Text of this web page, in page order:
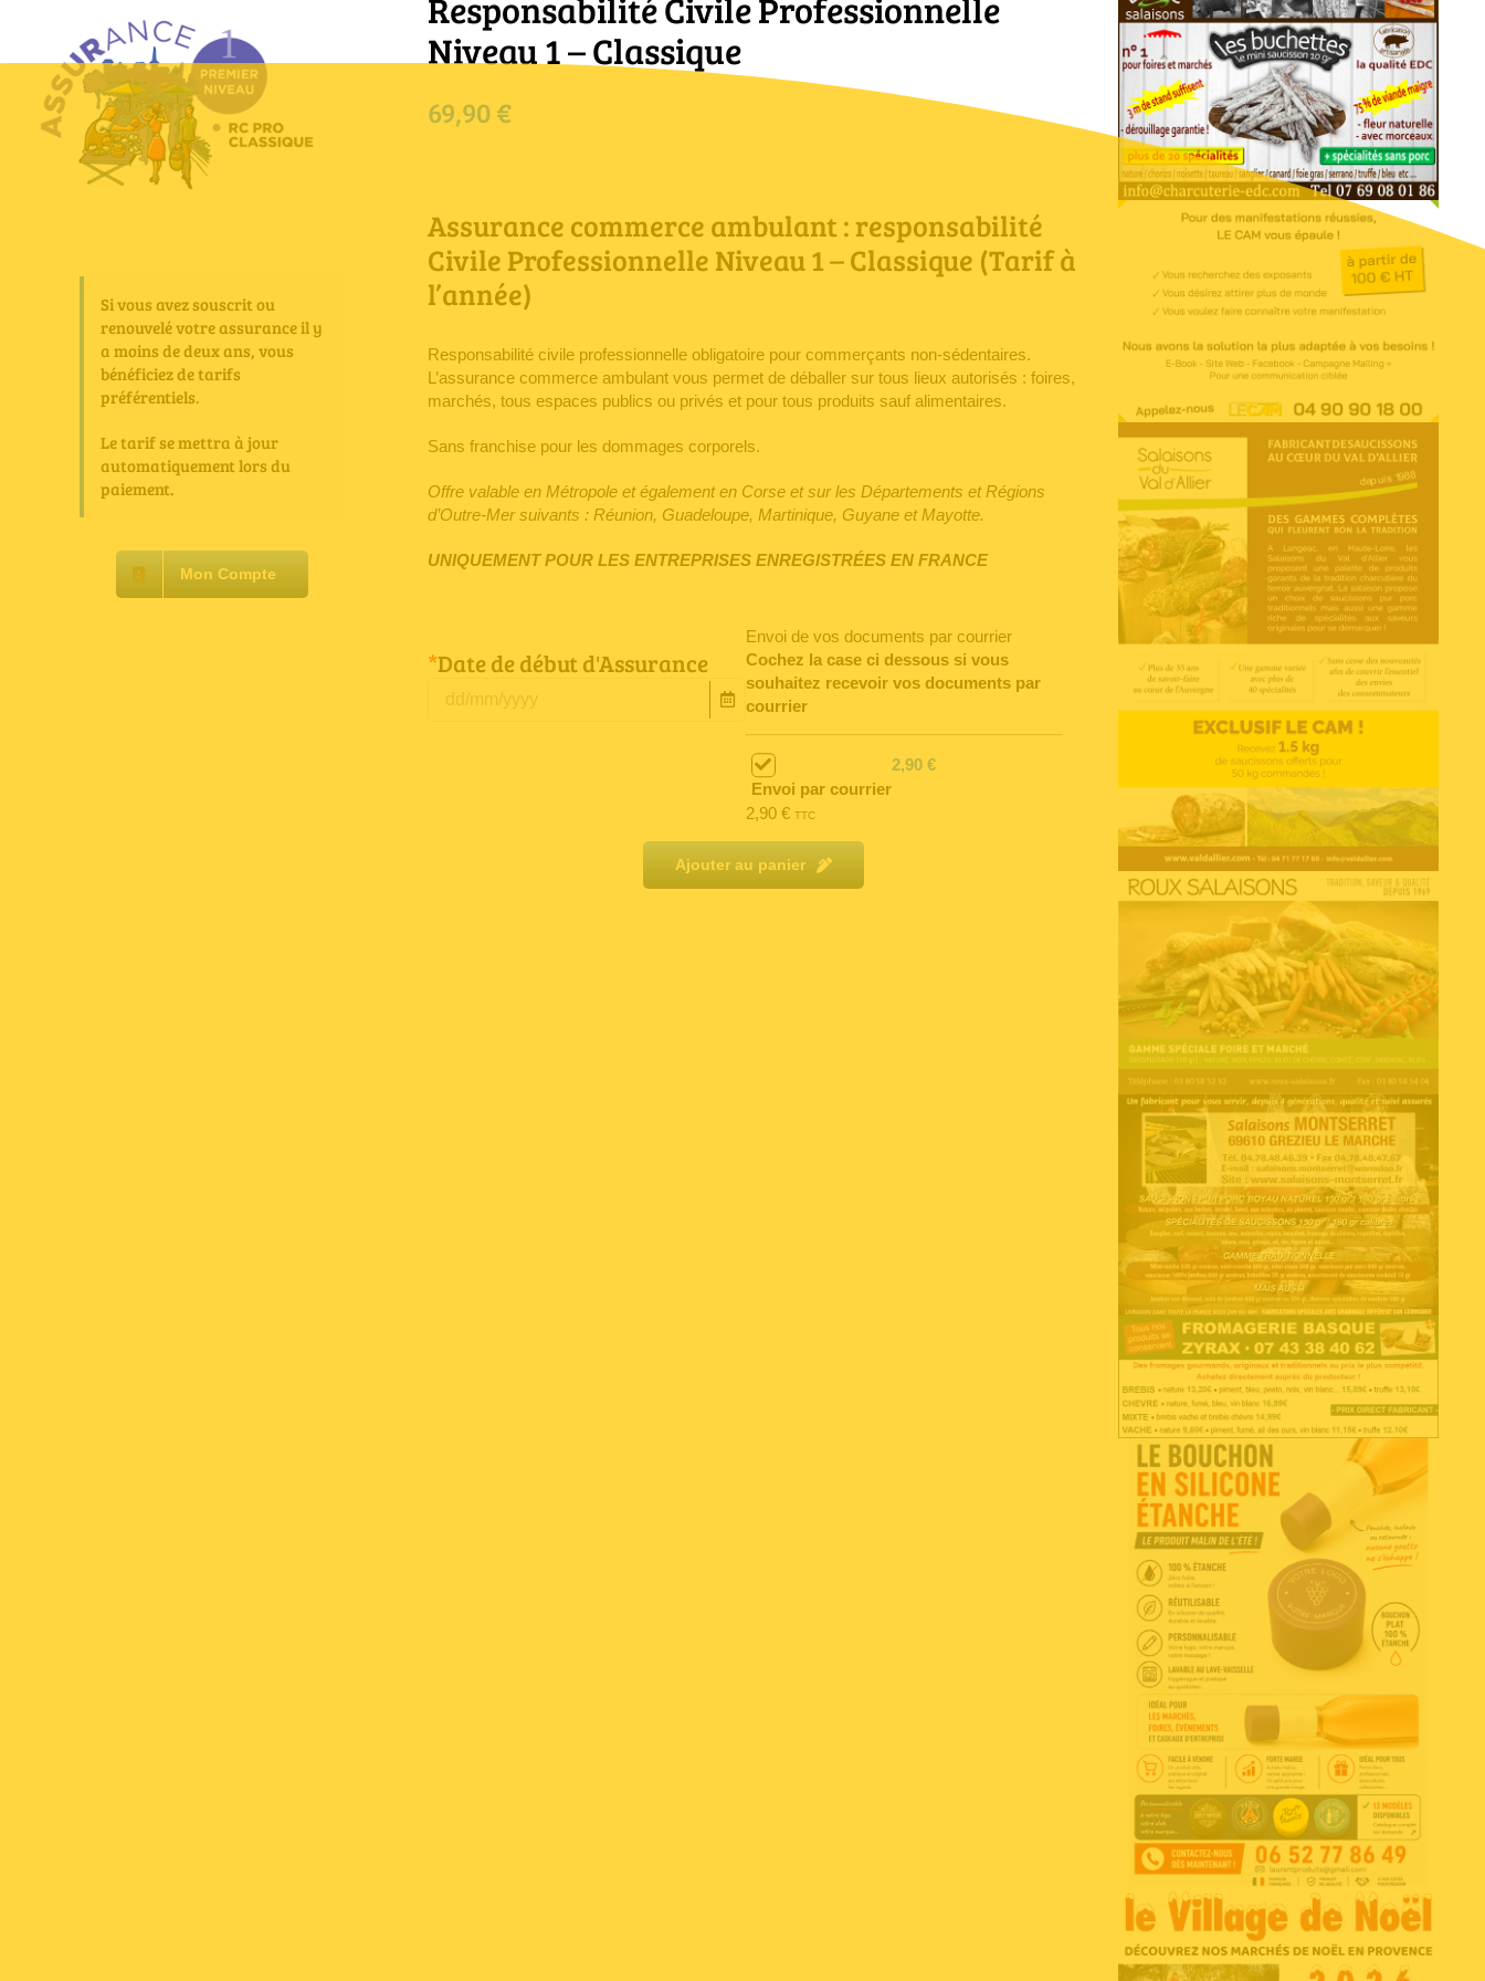
Si vous avez souscrit ou
renouvelé votre assurance il y
a moins de deux ans, vous
bénéficiez de tarifs
préférentiels.
Le tarif se mettra à jour
automatiquement lors du
paiement.
Mon Compte
Responsabilité Civile Professionnelle
Niveau 1 – Classique
69,90€
Assurance commerce ambulant : responsabilité
Civile Professionnelle Niveau 1 – Classique (Tarif à
l’année)
Responsabilité civile professionnelle obligatoire pour commerçants non-sédentaires.
L’assurance commerce ambulant vous permet de déballer sur tous lieux autorisés : foires,
marchés, tous espaces publics ou privés et pour tous produits sauf alimentaires.
Sans franchise pour les dommages corporels.
Offre valable en Métropole et également en Corse et sur les Départements et Régions
d’Outre-Mer suivants : Réunion, Guadeloupe, Martinique, Guyane et Mayotte.
UNIQUEMENT POUR LES ENTREPRISES ENREGISTRÉES EN FRANCE
*Date de début d'Assurance
Envoi de vos documents par courrier
Cochez la case ci dessous si vous
souhaitez recevoir vos documents par
courrier
Envoi par courrier
2,90 €
2,90 € TTC
Ajouter au panier
Voir l'annonce
Accéder au site
Voir l'annonce
Accéder au site
Voir l'annonce
Accéder au site
Voir l'annonce
Accéder au site
Voir l'annonce
Accéder au site
Voir l'annonce